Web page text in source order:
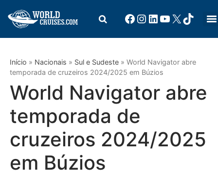
Início » Nacionais » Sul e Sudeste » World Navigator abre
temporada de cruzeiros 2024/2025 em Búzios
World Navigator abre
temporada de
cruzeiros 2024/2025
em Búzios